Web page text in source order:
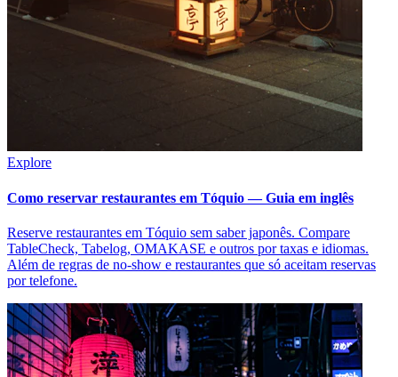
Explore
Como reservar restaurantes em Tóquio — Guia em inglês
Reserve restaurantes em Tóquio sem saber japonês. Compare
TableCheck, Tabelog, OMAKASE e outros por taxas e idiomas.
Além de regras de no-show e restaurantes que só aceitam reservas
por telefone.